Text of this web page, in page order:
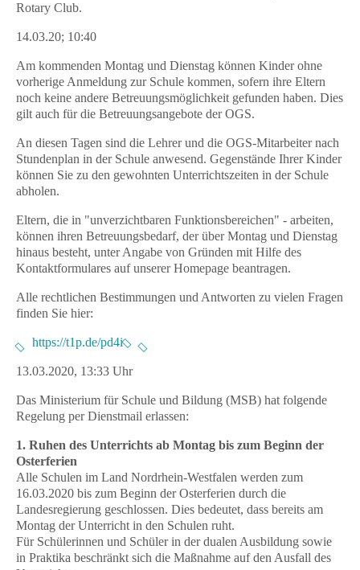
Rotary Club.
14.03.20; 10:40
Am kommenden Montag und Dienstag können Kinderohne
vorherige Anmeldung zur Schule kommen, sofern ihre Eltern
noch keine andere Betreuungsmöglichkeit gefunden haben. Dies
gilt auch für die Betreuungsangebote der OGS.
An diesen Tagen sind die Lehrer und die OGS-Mitarbeiter nach
Stundenplan in der Schule anwesend. Gegenstände Ihrer Kinder
können Sie zu den gewohnten Unterrichtszeiten in der Schule
abholen.
Eltern, die in "unverzichtbaren Funktionsbereichen" - arbeiten,
können ihren Betreuungsbedarf, der über Montag und Dienstag
hinaus besteht, unter Angabe von Gründen mit Hilfe des
Kontaktformulares auf unserer Homepage beantragen.
Alle rechtlichen Bestimmungen und Antworten zu vielen Fragen
finden Sie hier:
https://t1p.de/pd4i
13.03.2020, 13:33 Uhr
Das Ministerium für Schule und Bildung (MSB) hat folgende
Regelung per Dienstmail erlassen:
1. Ruhen des Unterrichts ab Montag bis zum Beginn der
Osterferien
Alle Schulen im Land Nordrhein-Westfalen werden zum
16.03.2020 bis zum Beginn der Osterferien durch die
Landesregierung geschlossen. Dies bedeutet, dass bereits am
Montag der Unterricht in den Schulen ruht.
Für Schülerinnen und Schüler in der dualen Ausbildung sowie
in Praktika beschränkt sich die Maßnahme auf den Ausfall des